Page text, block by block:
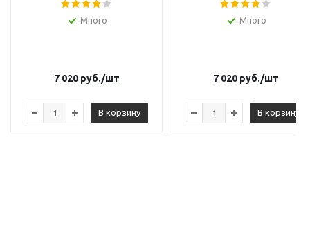
Много
7 020 руб./шт
В корзину
Много
7 020 руб./шт
В корзину